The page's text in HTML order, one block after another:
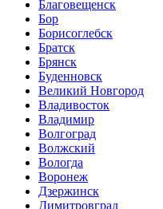
Благовещенск
Бор
Борисоглебск
Братск
Брянск
Буденновск
Великий Новгород
Владивосток
Владимир
Волгоград
Волжский
Вологда
Воронеж
Дзержинск
Димитровград